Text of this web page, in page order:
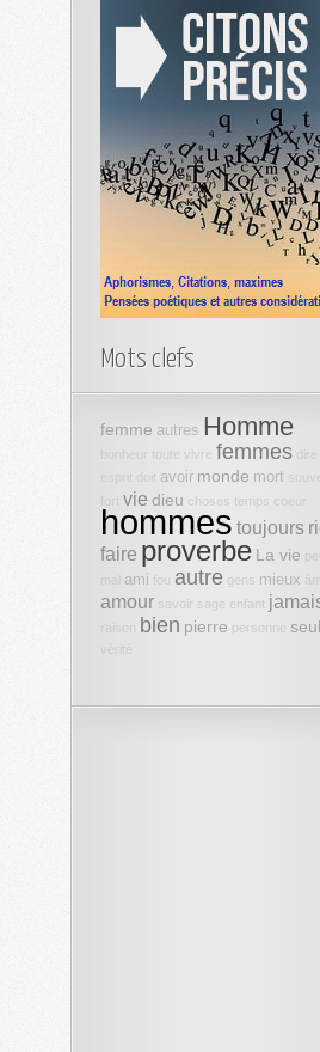
Mots clefs
femme autres Homme
toute vivre femmes
doit avoir monde mort
vie dieu choses temps coeur
hommes toujours
faire proverbe La vie
ami fou autre gens mieux
amour savoir sage enfant
bien pierre personne seul